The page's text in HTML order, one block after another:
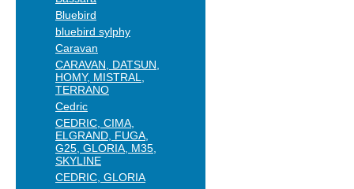
Bluebird
bluebird sylphy
Caravan
CARAVAN, DATSUN,
HOMY, MISTRAL,
TERRANO
Cedric
CEDRIC, CIMA,
ELGRAND, FUGA,
G25, GLORIA, M35,
SKYLINE
CEDRIC, GLORIA